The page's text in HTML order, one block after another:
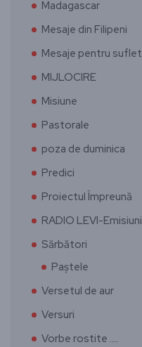
Madagascar
Mesaje din Filipeni
Mesaje pentru suflet
MIJLOCIRE
Misiune
Pastorale
poza de duminica
Predici
Proiectul Împreună
RADIO LEVI-Emisiuni
Sărbători
Paștele
Versetul de aur
Versuri
Vorbe rostite ….